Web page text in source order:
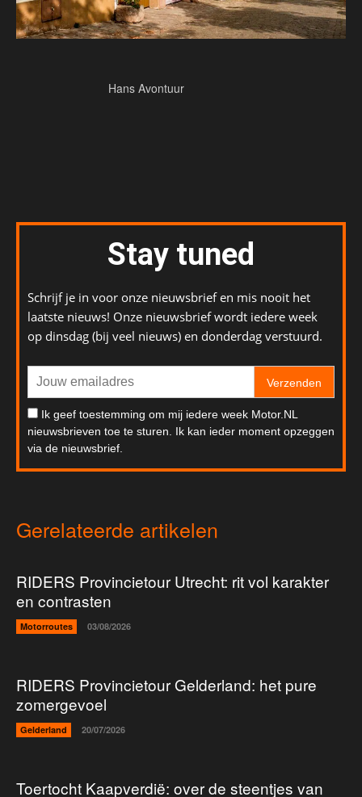
Hans Avontuur
Stay tuned
Schrijf je in voor onze nieuwsbrief en mis nooit het
laatste nieuws! Onze nieuwsbrief wordt iedere week
op dinsdag (bij veel nieuws) en donderdag verstuurd.
Verzenden
Ik geef toestemming om mij iedere week Motor.NL
nieuwsbrieven toe te sturen. Ik kan ieder moment opzeggen
via de nieuwsbrief.
Gerelateerde artikelen
RIDERS Provincietour Utrecht: rit vol karakter
en contrasten
Motorroutes 03/08/2026
RIDERS Provincietour Gelderland: het pure
zomergevoel
Gelderland 20/07/2026
Toertocht Kaapverdië: over de steentjes van